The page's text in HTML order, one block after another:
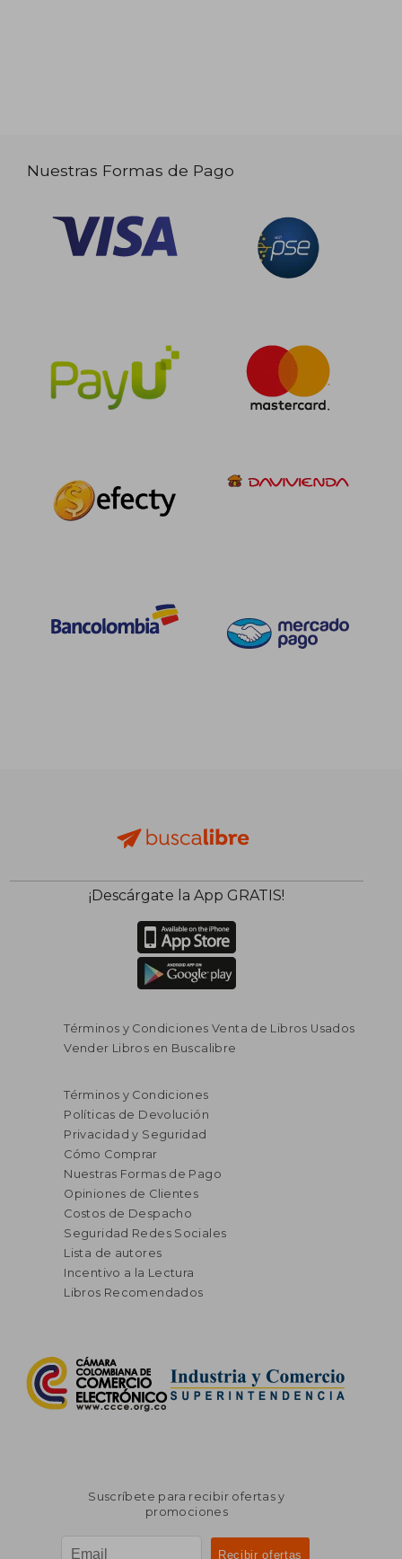
Nuestras Formas de Pago
¡Descárgate la App GRATIS!
Términos y Condiciones Venta de Libros Usados
Vender Libros en Buscalibre
Términos y Condiciones
Políticas de Devolución
Privacidad y Seguridad
Cómo Comprar
Nuestras Formas de Pago
Opiniones de Clientes
Costos de Despacho
Seguridad Redes Sociales
Lista de autores
Incentivo a la Lectura
Libros Recomendados
Suscríbete para recibir ofertas y
promociones